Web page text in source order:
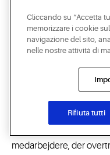
regnskabsføring, der
de Relevante Love; iii)
overholdelse af
implementering af et
Relevante Love; (v)
undersøgelse af og
implementering af et
overtrædelser af
medarbejdere, der
Cliccando su “Accetta
memorizzare i cookie
navigazione del sito,
nelle nostre attività di
Rifiuta tutti